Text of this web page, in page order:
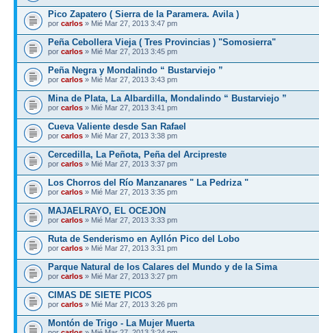
Pico Zapatero ( Sierra de la Paramera. Avila )
por carlos » Mié Mar 27, 2013 3:47 pm
Peña Cebollera Vieja ( Tres Provincias ) "Somosierra"
por carlos » Mié Mar 27, 2013 3:45 pm
Peña Negra y Mondalindo “ Bustarviejo ”
por carlos » Mié Mar 27, 2013 3:43 pm
Mina de Plata, La Albardilla, Mondalindo “ Bustarviejo ”
por carlos » Mié Mar 27, 2013 3:41 pm
Cueva Valiente desde San Rafael
por carlos » Mié Mar 27, 2013 3:38 pm
Cercedilla, La Peñota, Peña del Arcipreste
por carlos » Mié Mar 27, 2013 3:37 pm
Los Chorros del Río Manzanares " La Pedriza "
por carlos » Mié Mar 27, 2013 3:35 pm
MAJAELRAYO, EL OCEJON
por carlos » Mié Mar 27, 2013 3:33 pm
Ruta de Senderismo en Ayllón Pico del Lobo
por carlos » Mié Mar 27, 2013 3:31 pm
Parque Natural de los Calares del Mundo y de la Sima
por carlos » Mié Mar 27, 2013 3:27 pm
CIMAS DE SIETE PICOS
por carlos » Mié Mar 27, 2013 3:26 pm
Montón de Trigo - La Mujer Muerta